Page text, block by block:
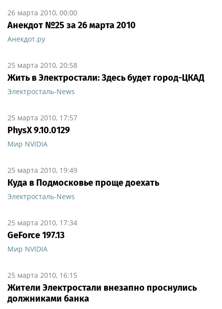
26 марта 2010, 00:00
Анекдот №25 за 26 марта 2010
Анекдот.ру
25 марта 2010, 20:58
Жить в Электростали: Здесь будет город-ЦКАД
Электросталь-News
25 марта 2010, 17:57
PhysX 9.10.0129
Мир NVIDIA
25 марта 2010, 19:49
Куда в Подмосковье проще доехать
Электросталь-News
25 марта 2010, 17:34
GeForce 197.13
Мир NVIDIA
25 марта 2010, 16:15
Жители Электростали внезапно проснулись
должниками банка